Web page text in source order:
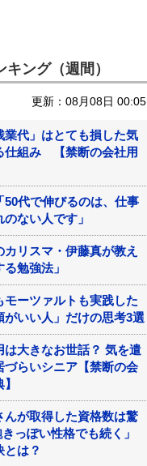
ング（週間）
更新：08月08日 00:05
業代」はとても損した気
仕組み 【禁断の会社用
50代で伸びるのは、仕事
ない人です」
カリスマ・伊藤真が教え
勉強法」
モーツァルトも実践した
がいい人」だけの思考3選
は大きなお世話？ 気を遣
づらいシニア【禁断の会
んが取得した資格数は驚
っぽい性格でも続く」
とは？